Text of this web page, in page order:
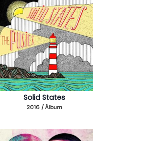
Solid States
2016 / Álbum